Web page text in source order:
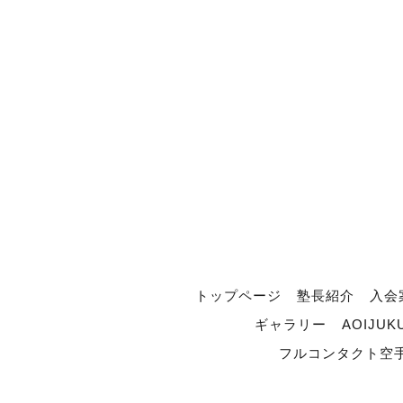
トップページ 塾長紹介
入
ギャラリー
フルコンタクト空